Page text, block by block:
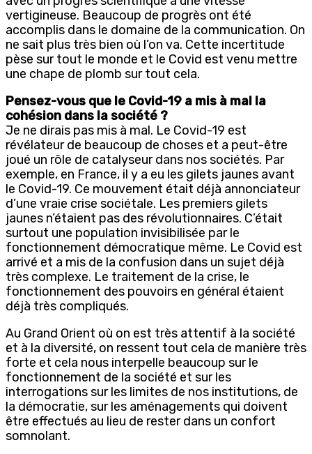
vertigineuse. Beaucoup de progrès ont été
accomplis dans le domaine de la communication. On
ne sait plus très bien où l’on va. Cette incertitude
pèse sur tout le monde et le Covid est venu mettre
une chape de plomb sur tout cela.
Pensez-vous que le Covid-19 a mis à mal la
cohésion dans la société ?
Je ne dirais pas mis à mal. Le Covid-19 est
révélateur de beaucoup de choses et a peut-être
joué un rôle de catalyseur dans nos sociétés. Par
exemple, en France, il y a eu les gilets jaunes avant
le Covid-19. Ce mouvement était déjà annonciateur
d’une vraie crise sociétale. Les premiers gilets
jaunes n’étaient pas des révolutionnaires. C’était
surtout une population invisibilisée par le
fonctionnement démocratique même. Le Covid est
arrivé et a mis de la confusion dans un sujet déjà
très complexe. Le traitement de la crise, le
fonctionnement des pouvoirs en général étaient
déjà très compliqués.
Au Grand Orient où on est très attentif à la société
et à la diversité, on ressent tout cela de manière très
forte et cela nous interpelle beaucoup sur le
fonctionnement de la société et sur les
interrogations sur les limites de nos institutions, de
la démocratie, sur les aménagements qui doivent
être effectués au lieu de rester dans un confort
somnolant.